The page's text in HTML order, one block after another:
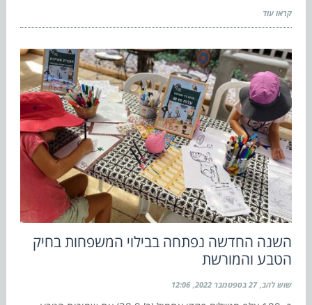
קראו עוד
השנה החדשה נפתחה בבילוי המשפחות בחיק
הטבע והמורשת
שוש להב 27 בספטמבר 2022 12:06